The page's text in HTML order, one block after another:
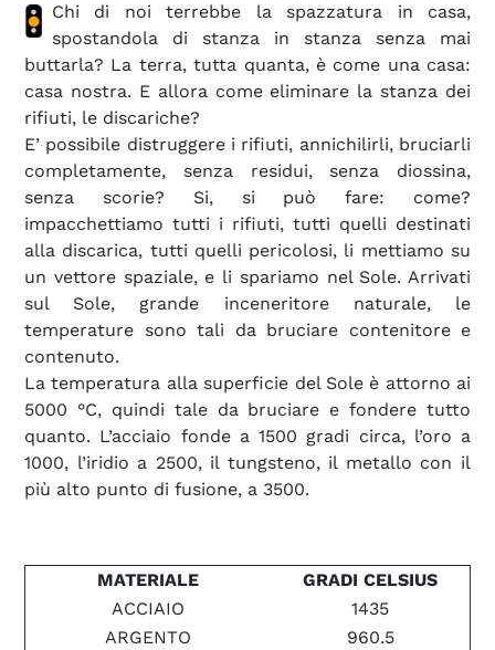
Chi di noi terrebbe la spazzatura in casa,
spostandola di stanza in stanza senza mai
buttarla? La terra, tutta quanta, è come una casa:
casa nostra. E allora come eliminare la stanza dei
rifiuti, le discariche?
E’ possibile distruggere i rifiuti, annichilirli, bruciarli
completamente, senza residui, senza diossina,
senza scorie? Si, si può fare: come?
impacchettiamo tutti i rifiuti, tutti quelli destinati
alla discarica, tutti quelli pericolosi, li mettiamo su
un vettore spaziale, e li spariamo nel Sole. Arrivati
sul Sole, grande inceneritore naturale, le
temperature sono tali da bruciare contenitore e
contenuto.
La temperatura alla superficie del Sole è attorno ai
5000 °C, quindi tale da bruciare e fondere tutto
quanto. L’acciaio fonde a 1500 gradi circa, l’oro a
1000, l’iridio a 2500, il tungsteno, il metallo con il
più alto punto di fusione, a 3500.
MATERIALE
GRADI CELSIUS
ACCIAIO
1435
ARGENTO
960.5